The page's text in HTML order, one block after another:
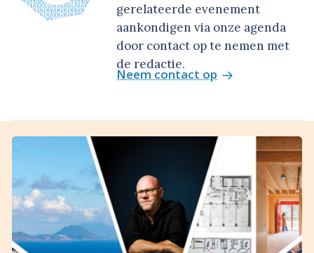
gerelateerde evenement
aankondigen via onze agenda
door contact op te nemen met
de redactie.
Neem contact op